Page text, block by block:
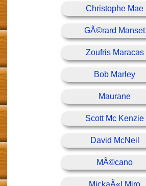
Christophe Mae
GÃ©rard Manset
Zoufris Maracas
Bob Marley
Maurane
Scott Mc Kenzie
David McNeil
MÃ©cano